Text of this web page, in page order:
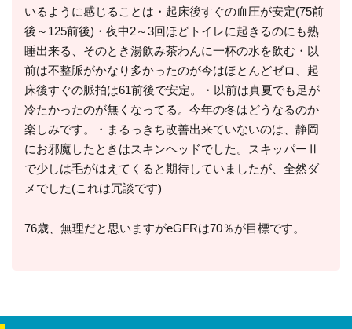
いるように感じることは・起床後すぐの血圧が安定(75前
後～125前後)・夜中2～3回ほどトイレに起きるのにも熟
睡出来る、そのとき湯飲み茶わんに一杯の水を飲む・以
前は不整脈がかなり多かったのが今はほとんどゼロ、起
床後すぐの脈拍は61前後で安定。・以前は真夏でも足が
冷たかったのが無くなってる。今年の冬はどうなるのか
楽しみです。・まるっきち改善出来ていないのは、静岡
にお邪魔したときはスキンヘッドでした。スキッパーⅡ
で少しは毛がはえてくると期待していましたが、全然ダ
メでした(これは冗談です)
76歳、無理だと思いますがeGFRは70％が目標です。